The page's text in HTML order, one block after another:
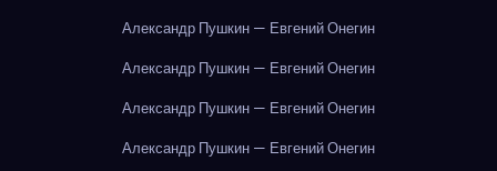
Александр Пушкин — Евгений Онегин
Александр Пушкин — Евгений Онегин
Александр Пушкин — Евгений Онегин
Александр Пушкин — Евгений Онегин